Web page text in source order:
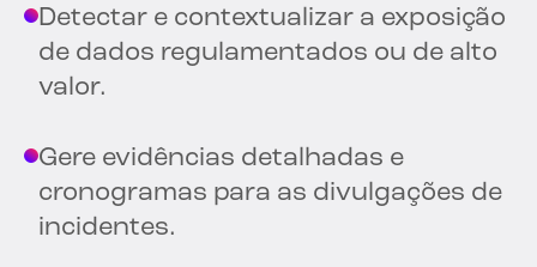
Detectar e contextualizar a exposição
de dados regulamentados ou de alto
valor.
Gere evidências detalhadas e
cronogramas para as divulgações de
incidentes.